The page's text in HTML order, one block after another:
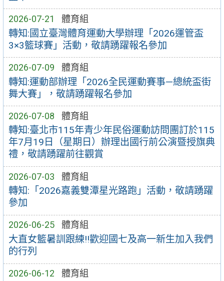
2026-07-21 體育組
轉知:國立臺灣體育運動大學辦理「2026運管盃
3×3籃球賽」活動，敬請踴躍報名參加
2026-07-09 體育組
轉知:運動部辦理「2026全民運動賽事—總統盃街
舞大賽」，敬請踴躍報名參加
2026-07-08 體育組
轉知:臺北市115年青少年民俗運動訪問團訂於115
年7月19日（星期日）辦理出國行前公演暨授旗典
禮，敬請踴躍前往觀賞
2026-07-03 體育組
轉知:「2026嘉義雙潭星光路跑」活動，敬請踴躍
參加
2026-06-25 體育組
大直女籃暑訓跟練!!歡迎國七及高一新生加入我們
的行列
2026-06-12 體育組